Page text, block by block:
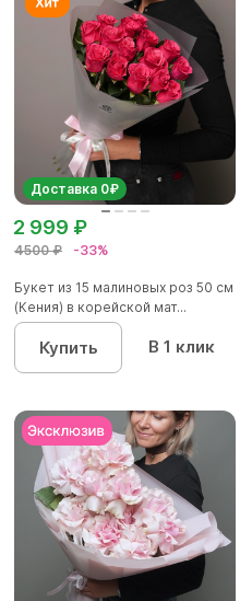
Доставка 0₽
4500 ₽ -33%
2 999 ₽
Букет из 15 малиновых роз 50 см
(Кения) в корейской мат...
Купить В 1 клик